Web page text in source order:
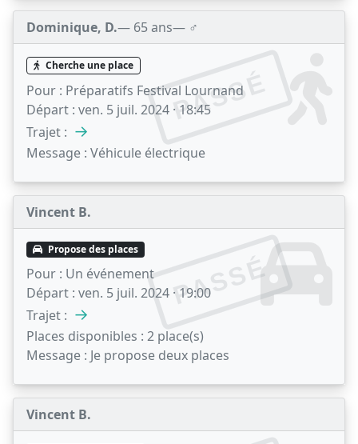
Dominique, D.— 65 ans— ♂️
PASSÉ
Cherche une place
Pour : Préparatifs Festival Lournand
Départ : ven. 5 juil. 2024 · 18:45
Trajet : →
Message : Véhicule électrique
Vincent B.
PASSÉ
Propose des places
Pour : Un événement
Départ : ven. 5 juil. 2024 · 19:00
Trajet : →
Places disponibles : 2 place(s)
Message : Je propose deux places
Vincent B.